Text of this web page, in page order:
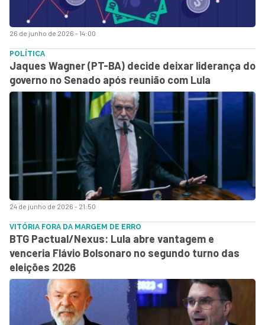
26 de junho de 2026 - 14:00
24 de junho de 2026 - 21:50
POLÍTICA
Jaques Wagner (PT-BA) decide deixar liderança do
governo no Senado após reunião com Lula
VITÓRIA FORA DA MARGEM DE ERRO
BTG Pactual/Nexus: Lula abre vantagem e
venceria Flávio Bolsonaro no segundo turno das
eleições 2026